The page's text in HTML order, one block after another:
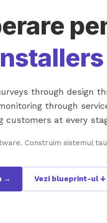
through design
through
customers at every
Construim sistemul
→ Vezi blueprint-ul ↓